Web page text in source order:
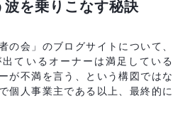
波を乗りこなす秘訣
の会」のブログサイトについて、
ているオーナーは満足している
が不満を言う、という構図ではな
個人事業主である以上、最終的に